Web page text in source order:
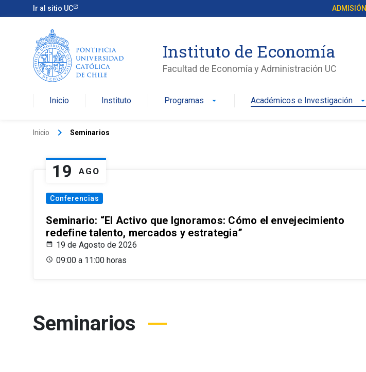
Ir al sitio UC ADMISIÓN
Instituto de Economía
Facultad de Economía y Administración UC
Inicio Instituto Programas arrow_drop_down Académicos e Investigación arrow_drop_down
Inicio keyboard_arrow_right Seminarios
19 AGO
Conferencias
Seminario: “El Activo que Ignoramos: Cómo el envejecimiento
redefine talento, mercados y estrategia”
19 de Agosto de 2026
09:00 a 11:00 horas
Seminarios